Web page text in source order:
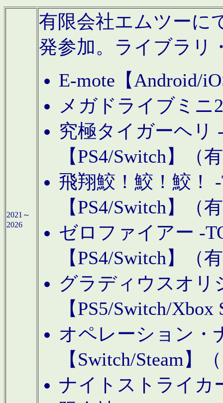
2021～
2026
有限会社エムツーに
発参加。ライブラリ
E-mote【Android/
メガドライブミニ
究極タイガーヘリ
【PS4/Switch】（
飛翔鮫！鮫！鮫！
【PS4/Switch】（
ゼロファイアー -
【PS4/Switch】（
グラディウスオリ
【PS5/Switch/
オペレーション・
【Switch/Steam】
ナイトストライカ